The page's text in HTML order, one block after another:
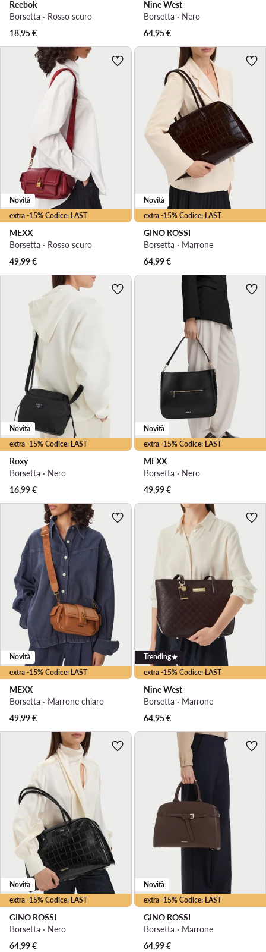
Reebok
Borsetta · Rosso scuro
18,95€
Nine West
Borsetta · Nero
64,95€
extra -15% Codice: LAST
Novità
MEXX
Borsetta · Rosso scuro
49,99€
extra -15% Codice: LAST
Novità
GINO ROSSI
Borsetta · Marrone
64,99€
extra -15% Codice: LAST
Novità
Roxy
Borsetta · Nero
16,99€
extra -15% Codice: LAST
Novità
MEXX
Borsetta · Nero
49,99€
extra -15% Codice: LAST
Novità
MEXX
Borsetta · Marrone chiaro
49,99€
extra -15% Codice: LAST
Trending
Nine West
Borsetta · Marrone
64,95€
extra -15% Codice: LAST
Novità
GINO ROSSI
Borsetta · Nero
64,99€
extra -15% Codice: LAST
Novità
GINO ROSSI
Borsetta · Marrone
64,99€